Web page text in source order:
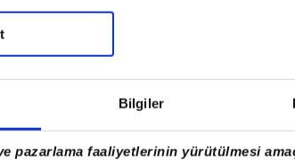
Bilgiler
pazarlama faaliyetlerinin yürütülmesi